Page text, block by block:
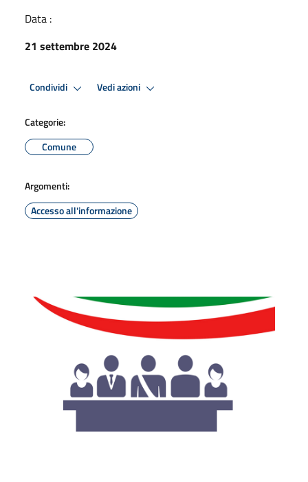
Data :
21 settembre 2024
Condividi Vedi azioni
Categorie:
Comune
Argomenti:
Accesso all'informazione